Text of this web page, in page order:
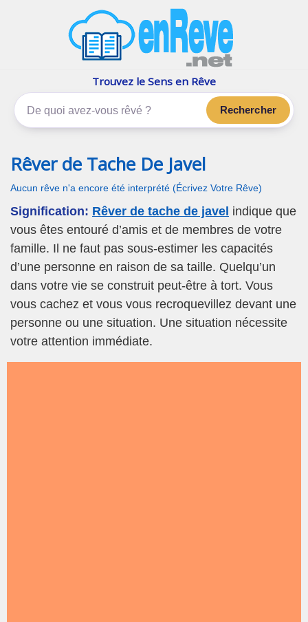
Les rêves, c'est plus que çaTrouvez le Sens en Rêve
Rechercher
Rêver de Tache De Javel
Aucun rêve n'a encore été interprété (Écrivez Votre Rêve)
Signification: Rêver de tache de javel indique que
vous êtes entouré d’amis et de membres de votre
famille. Il ne faut pas sous-estimer les capacités
d’une personne en raison de sa taille. Quelqu’un
dans votre vie se construit peut-être à tort. Vous
vous cachez et vous vous recroquevillez devant une
personne ou une situation. Une situation nécessite
votre attention immédiate.